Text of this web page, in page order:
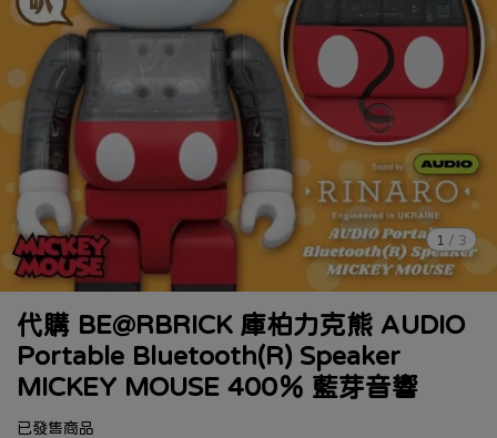
1 / 3
代購 BE@RBRICK 庫柏力克熊 AUDIO
Portable Bluetooth(R) Speaker
MICKEY MOUSE 400％ 藍芽音響
已發售商品